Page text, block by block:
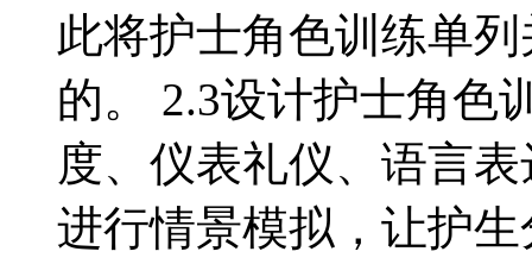
此将护士角色训练单
的。 2.3设计护士角色
度、仪表礼仪、语言
进行情景模拟，让护